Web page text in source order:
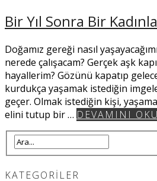
Bir Yıl Sonra Bir
Doğamız gereği nasıl
nerede çalışacam? Gerçek aşk
hayallerim? Gözünü kapatıp
kurdukça yaşamak istediğin
geçer. Olmak istediğin kişi,
elini tutup bir … DEVAMINI OKU
KATEGORILER